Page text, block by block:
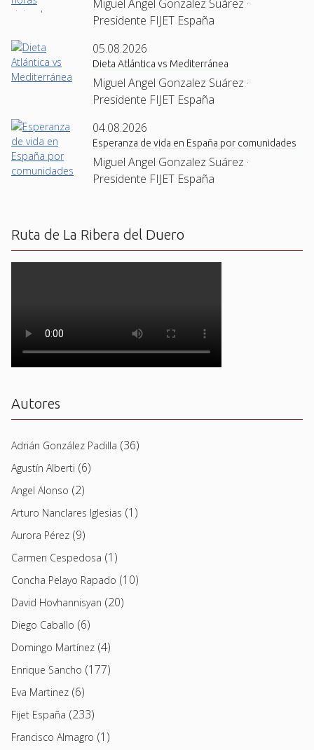
Miguel Angel Gonzalez Suárez ·
Presidente FIJET España
05.08.2026
Dieta Atlántica vs Mediterránea
Miguel Angel Gonzalez Suárez ·
Presidente FIJET España
04.08.2026
Esperanza de vida en España por comunidades
Miguel Angel Gonzalez Suárez ·
Presidente FIJET España
Ruta de La Ribera del Duero
Autores
Adrián González Padilla (36)
Agustín Alberti (6)
Angel Alonso (2)
Arturo Nanclares Iglesias (1)
Aurora Pérez (9)
Carmen Cespedosa (1)
Concha Pelayo Rapado (10)
David Hovhannisyan (20)
Diego Caballo (6)
Domingo Martínez (4)
Enrique Sancho (177)
Eva Martinez (6)
Fijet España (233)
Francisco Almagro (1)